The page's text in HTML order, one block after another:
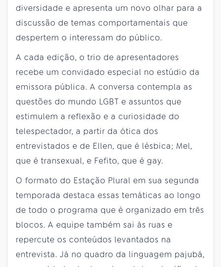
diversidade e apresenta um novo olhar para a
discussão de temas comportamentais que
despertem o interessam do público.
A cada edição, o trio de apresentadores
recebe um convidado especial no estúdio da
emissora pública. A conversa contempla as
questões do mundo LGBT e assuntos que
estimulem a reflexão e a curiosidade do
telespectador, a partir da ótica dos
entrevistados e de Ellen, que é lésbica; Mel,
que é transexual, e Fefito, que é gay.
O formato do Estação Plural em sua segunda
temporada destaca essas temáticas ao longo
de todo o programa que é organizado em três
blocos. A equipe também sai às ruas e
repercute os conteúdos levantados na
entrevista. Já no quadro da linguagem pajubá,